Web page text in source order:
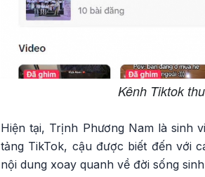
Kênh Tiktok
Hiện tại, Trịnh Phương Nam là sinh
tảng TikTok, cậu được biết đến với
nội dung xoay quanh về đời sống